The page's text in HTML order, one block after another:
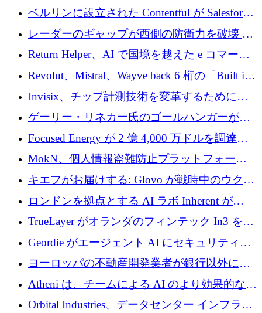
インテリジェンス プラットフォームを構築
ベルリンに設立された Contentful が Salesforce
に買収される
レーダーのギャップが西側の防衛力を破壊 —
そしてベルリンのチップスタートアップがそ
れを埋める
Return Helper、AI で国境を越えた e コマース
の返品を利益に変えるシリーズ A で 400 万ド
ルを調達
Revolut、Mistral、Wayve back 6 桁の「Built in
Europe」キャンペーン
Invisix、チップ計測技術を変革するために
2,000 万ユーロのシードラウンドを完了
ゲーリー・リネカー氏のゴールハンガーがVC
事業を開始
Focused Energy が 2 億 4,000 万ドルを調達、
TrueLayer が In3 を買収、ロンドンが首位の座
を奪還
MokN、個人情報盗難防止プラットフォーム
の成長のためにシリーズ A で 1,500 万ドルを
調達
キエフがお届けする: Glovo が戦時中のウクラ
イナで最も急速に成長する市場の 1 つをどの
ように拡大したか
ロンドンを拠点とする AI ラボ Inherent が
5,000 万ドルの資金調達でステルスから浮上
TrueLayer がオランダのフィンテック In3 を買
収、チェックアウト時にクレジットを提供
Geordie がエージェント AI にセキュリティと
ガバナンスをもたらすために 3,000 万ドルを
ヨーロッパの不動産開発業者が銀行以外にも
目を向けているため、InRentoの資金調達額は
1億ユーロを突破
Atheni は、チームによる AI のより効果的な使
用を支援するために 35 万ポンドを確保
Orbital Industries、データセンター インフラス